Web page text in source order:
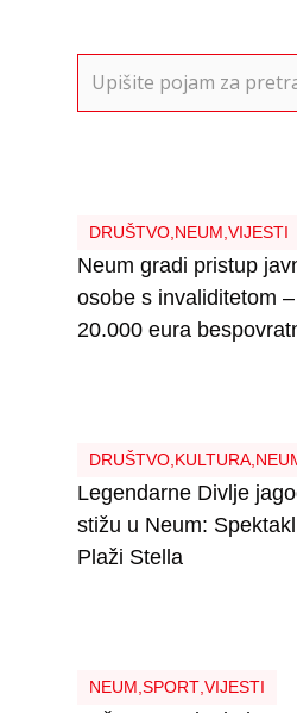
for:
DRUŠTVO, NEUM VIJESTI
Neum gradi pristup
osobe s invaliditetom
20.000 eura
DRUŠTVO, KULTURA,
Legendarne Divlje
stižu u Neum:
Plaži Stella
NEUM SPORT, VIJESTI